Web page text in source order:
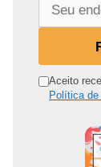
n Aceito
Política